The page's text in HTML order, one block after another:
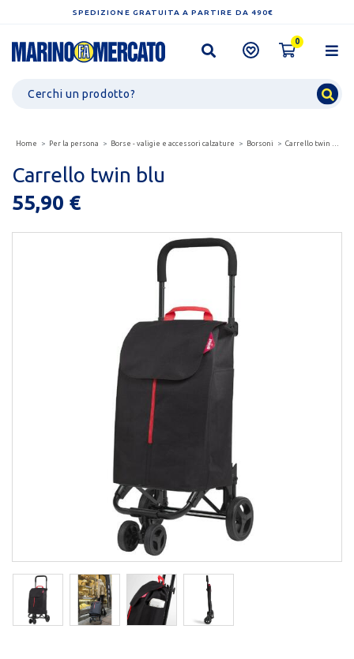
SPEDIZIONE GRATUITA A PARTIRE DA 490€
0
Home Per la persona Borse - valigie e accessori calzature Borsoni Carrello twin blu
Carrello twin blu
55,90 €